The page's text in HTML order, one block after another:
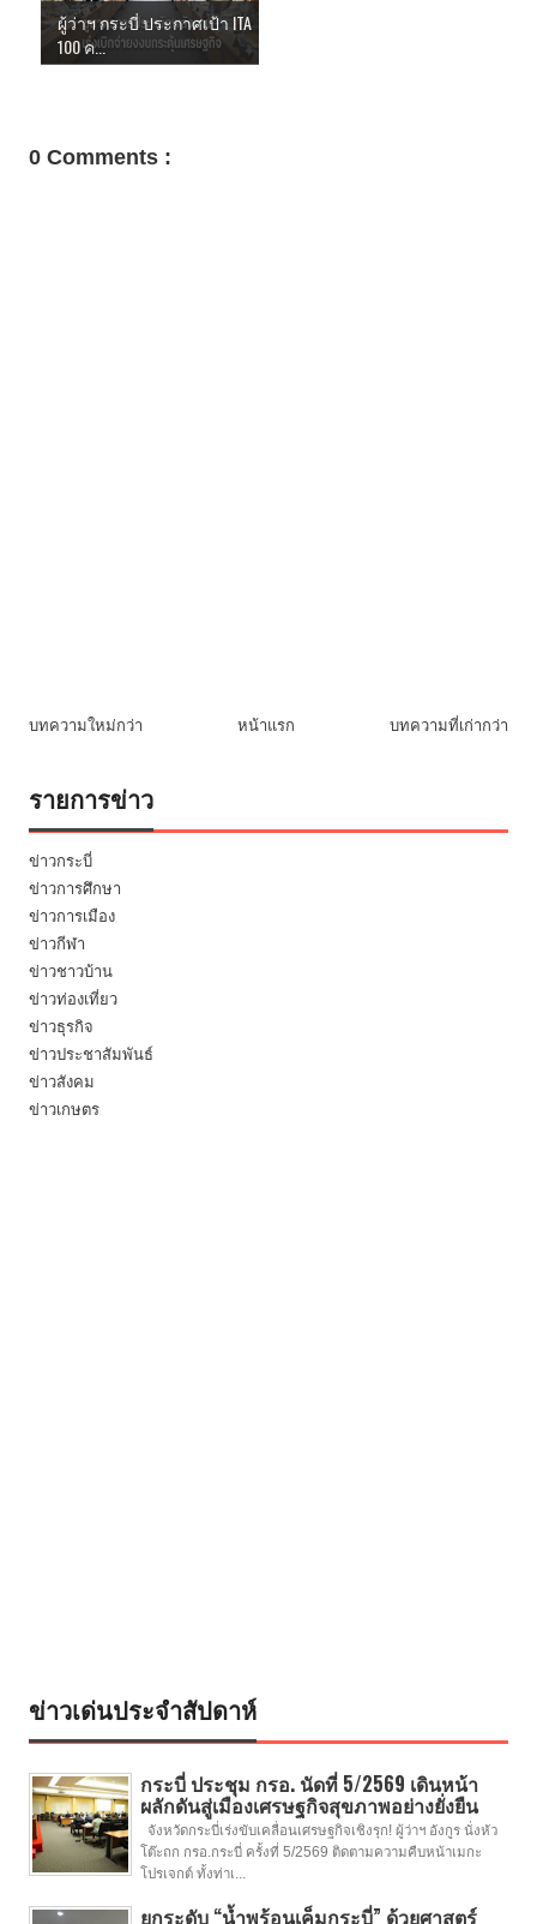
ผู้ว่าฯ กระบี่ ประกาศเป้า ITA
100 ค...
0 Comments :
บทความใหม่กว่า บทความที่เก่ากว่า
หน้าแรก
รายการข่าว
ข่าวกระบี่
ข่าวการศึกษา
ข่าวการเมือง
ข่าวกีฬา
ข่าวชาวบ้าน
ข่าวท่องเที่ยว
ข่าวธุรกิจ
ข่าวประชาสัมพันธ์
ข่าวสังคม
ข่าวเกษตร
ข่าวเด่นประจำสัปดาห์
กระบี่ ประชุม กรอ. นัดที่ 5/2569 เดินหน้า
ผลักดันสู่เมืองเศรษฐกิจสุขภาพอย่างยั่งยืน
จังหวัดกระบี่เร่งขับเคลื่อนเศรษฐกิจเชิงรุก! ผู้ว่าฯ อังกูร นั่งหัว
โต๊ะถก กรอ.กระบี่ ครั้งที่ 5/2569 ติดตามความคืบหน้าเมกะ
โปรเจกต์ ทั้งท่าเ...
ยกระดับ “น้ำพุร้อนเค็มกระบี่” ด้วยศาสตร์